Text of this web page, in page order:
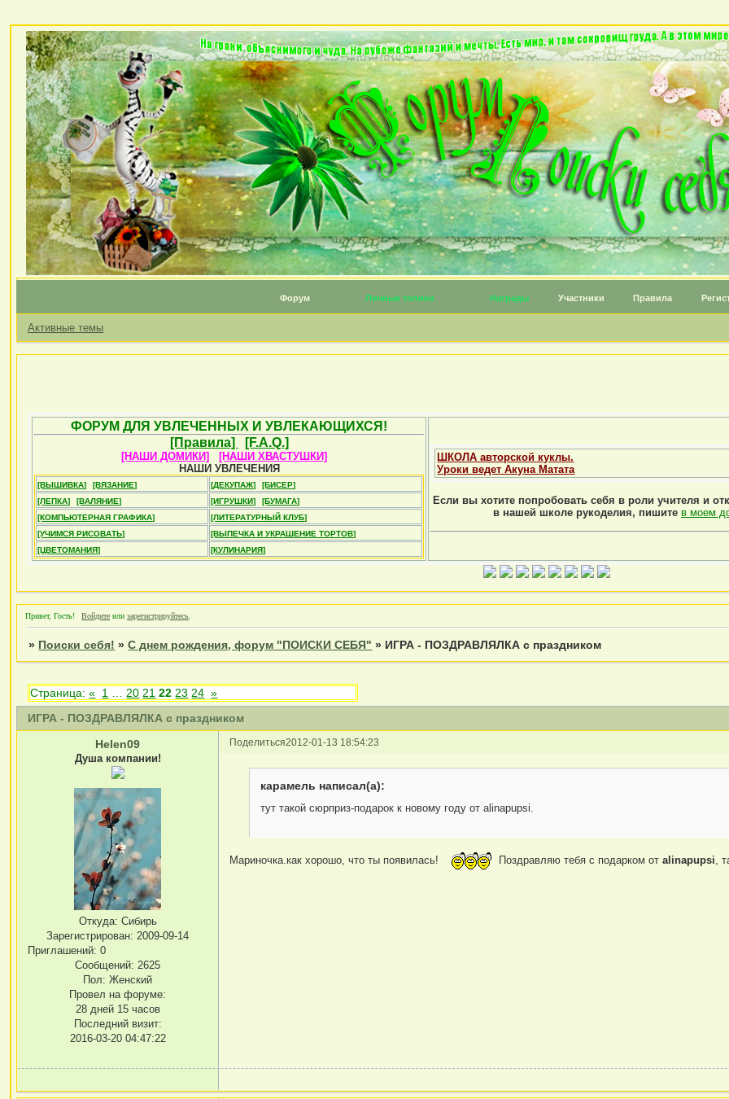
Форум Личные топики Награды Участники Правила
Активные темы
ФОРУМ ДЛЯ УВЛЕЧЕННЫХ И УВЛЕКАЮЩИХСЯ!
[Правила]
[F.A.Q.]
[НАШИ ДОМИКИ]
[НАШИ ХВАСТУШКИ]
НАШИ УВЛЕЧЕНИЯ
[ВЫШИВКА] [ВЯЗАНИЕ] [ДЕКУПАЖ]
[БИСЕР]
[ЛЕПКА]
[ВАЛЯНИЕ] [ИГРУШКИ]
[БУМАГА]
[КОМПЬЮТЕРНАЯ ГРАФИКА]
[ЛИТЕРАТУРНЫЙ КЛУБ]
[УЧИМСЯ РИСОВАТЬ]
[ВЫПЕЧКА И УКРАШЕНИЕ ТОРТОВ]
[ЦВЕТОМАНИЯ]
[КУЛИНАРИЯ]
ШКОЛА авторской куклы.
Уроки ведет Акуна Матата
Если вы хотите попробовать себя в роли учителя и
в нашей школе рукоделия, пишите в моем
Привет, Гость! Войдите илизарегистрируйтесь
» Поиски себя! »С днем рождения, форум "ПОИСКИ СЕБЯ" » ИГРА - ПОЗДРАВЛЯЛКА с праздником
ИГРА - ПОЗДРАВЛЯЛКА с праздником
Страница:« 1 20 21 22 23 24 »
Поделиться2012-01-13 18:54:23
Helen09
Душа компании!
Откуда: Сибирь
Зарегистрирован: 2009-09-14
Приглашений: 0
Сообщений: 2625
Пол: Женский
Провел на форуме:
28 дней 15 часов
Последний визит:
2016-03-20 04:47:22
карамель написал(а):
тут такой сюрприз-подарок к новому году от alinapupsi.
Мариночка.как хорошо, что ты появилась! Поздравляю тебя с подарком отalinapupsi,